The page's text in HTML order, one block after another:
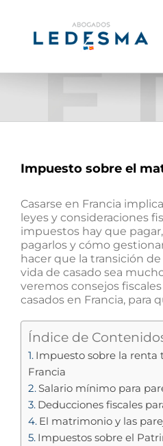
contenido
Impuesto sobre el
Casarse en Francia
leyes y consideraciones
impuestos hay que
pagarlos y cómo
hacer que la transición
vida de casado sea
veremos consejos
casados en Francia, para
Índice de
Impuesto sobre la renta
Francia
Salario mínimo para
Deducciones fiscales
El matrimonio y las
Impuestos sobre el